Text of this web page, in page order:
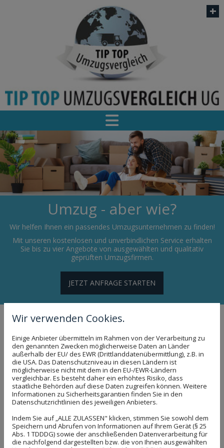
+
Umzug - aber wie?
Wir helfen Ihnen ein passendes Umzugsunternehmen zu finden!
Mit unseren kostenlosen und unverbindlichen Service erhalten
Sie bis zu vier Angebote von ausgewählten und qualitativ
geprüften Umzugsfirmen.
JETZT ANFRAGE STARTEN
IHR PARTNER FÜR DEN UMZUGSFIRMEN
SCHNELL GEFUNDEN - PROFESSIONELLE
UMZUGSFIRMEN IM PREISVERGLEICH!
Was kostet mein Umzug mit einer Möbelspedition von Punkt
A nach Punkt B? Wie finde ich eine Spedition, die seriös und
zuverlässig arbeitet? Was gehört zum Service eines
zeitgemäßen Umzugsunternehmens? Dieses sind
Unser Service ist für Sie kostenlos und unverbindlich! Sie
erhalten von uns bis zu vier Angebote von ausgewählten und
Wir verwenden Cookies.
Einige Anbieter übermitteln im Rahmen von der Verarbeitung zu
den genannten Zwecken möglicherweise Daten an Länder
außerhalb der EU/ des EWR (Drittlanddatenübermittlung), z.B. in
die USA. Das Datenschutzniveau in diesen Ländern ist
möglicherweise nicht mit dem in den EU-/EWR-Ländern
vergleichbar. Es besteht daher ein erhöhtes Risiko, dass
staatliche Behörden auf diese Daten zugreifen können. Weitere
Informationen zu Sicherheitsgarantien finden Sie in den
Datenschutzrichtlinien des jeweiligen Anbieters.
Indem Sie auf „ALLE ZULASSEN" klicken, stimmen Sie sowohl dem
Speichern und Abrufen von Informationen auf Ihrem Gerät (§ 25
Abs. 1 TDDDG) sowie der anschließenden Datenverarbeitung für
die nachfolgend dargestellten bzw. die von Ihnen ausgewählten